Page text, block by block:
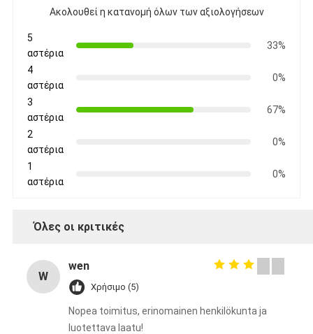
Ακολουθεί η κατανομή όλων των αξιολογήσεων
5
αστέρια
33%
4
αστέρια
0%
3
αστέρια
67%
2
αστέρια
0%
1
αστέρια
0%
Όλες οι κριτικές
W
wen
Χρήσιμο (5)
Nopea toimitus, erinomainen henkilökunta ja
luotettava laatu!